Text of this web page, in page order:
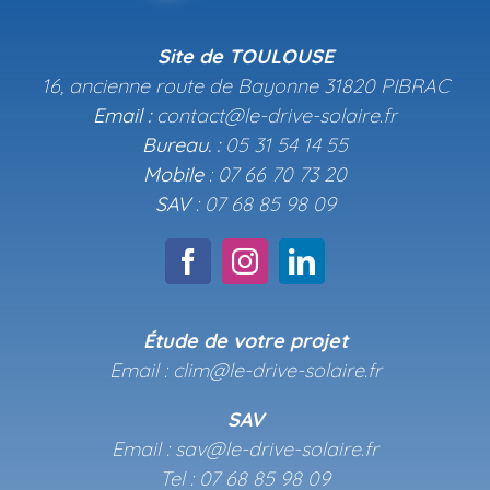
Site de TOULOUSE
16, ancienne route de Bayonne 31820 PIBRAC
Email :contact@le-drive-solaire.fr
Bureau. :05 31 54 14 55
Mobile: 07 66 70 73 20
SAV: 07 68 85 98 09
Étude de votre projet
Email : clim@le-drive-solaire.fr
SAV
Email : sav@le-drive-solaire.fr
Tel : 07 68 85 98 09